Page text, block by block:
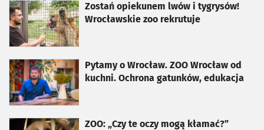
Zostań opiekunem lwów i tygrysów!
Wrocławskie zoo rekrutuje
otworzy się w nowej karcie
Pytamy o Wrocław. ZOO Wrocław od
kuchni. Ochrona gatunków, edukacja
otworzy się w nowej karcie
ZOO: „Czy te oczy mogą kłamać?”
otworzy się w nowej karcie